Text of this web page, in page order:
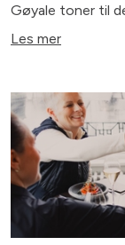
Gøyale toner til
Les mer